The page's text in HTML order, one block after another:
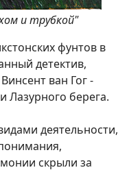
и трубкой"
фунтов в
детектив,
ван Гог -
Лазурного берега.
деятельности,
скрыли за